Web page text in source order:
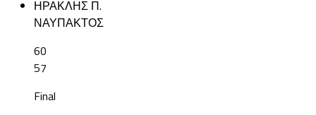
ΗΡΑΚΛΗΣ Π.
ΝΑΥΠΑΚΤΟΣ
60
57
Final